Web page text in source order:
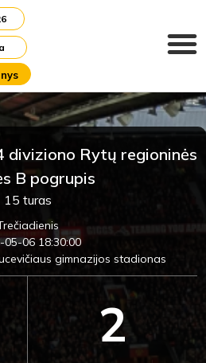
diviziono Rytų regioninės
B pogrupis
15 turas
05-06 18:30:00
gimnazijos stadionas
2